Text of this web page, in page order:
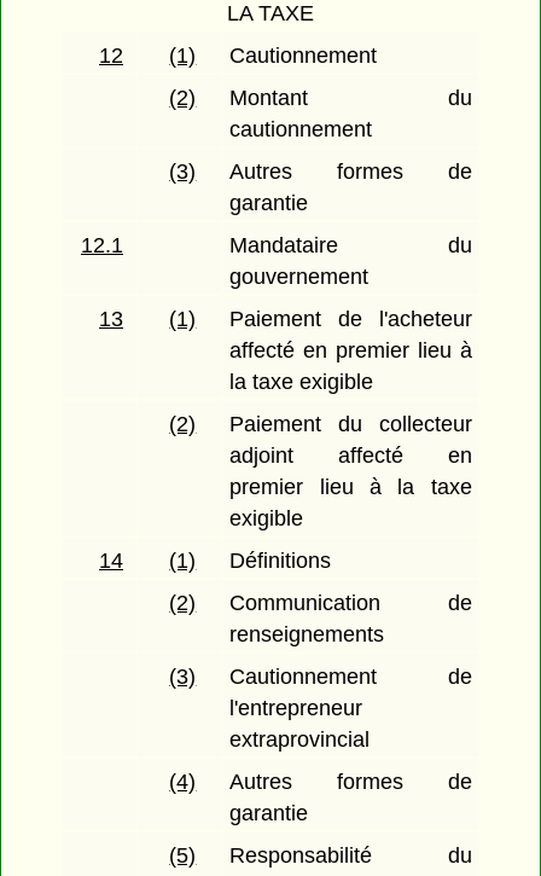
LA TAXE
12
(1)
Cautionnement
(2)
Montant du
cautionnement
(3)
Autres formes de
garantie
12.1
Mandataire du
gouvernement
13
(1)
Paiement de l'acheteur
affecté en premier lieu à
la taxe exigible
(2)
Paiement du collecteur
adjoint affecté en
premier lieu à la taxe
exigible
14
(1)
Définitions
(2)
Communication de
renseignements
(3)
Cautionnement de
l'entrepreneur
extraprovincial
(4)
Autres formes de
garantie
(5)
Responsabilité du